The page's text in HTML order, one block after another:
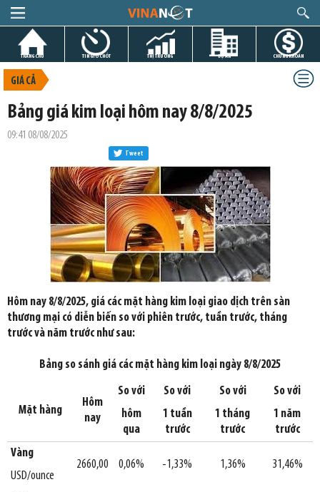
TRANG CHỦ TIN GIỜ CHÓT THỊ TRƯỜNG DỰ ÁN CHỨNG KHOÁN
GIÁ CẢ
Bảng giá kim loại hôm nay 8/8/2025
09:41 08/08/2025
Tweet
Hôm nay 8/8/2025, giá các mặt hàng kim loại giao dịch trên sàn
thương mại có diễn biến so với phiên trước, tuần trước, tháng
trước và năm trước như sau:
Bảng so sánh giá các mặt hàng kim loại ngày 8/8/2025
Mặt hàng
Hôm
nay
So với
hôm
qua
So với
1 tuần
trước
So với
1 tháng
trước
So với
1 năm
trước
Vàng
USD/ounce
2660,00 0,06% -1,33% 1,36% 31,46%